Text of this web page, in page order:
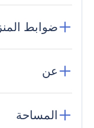
ضوابط
عن
المساحة